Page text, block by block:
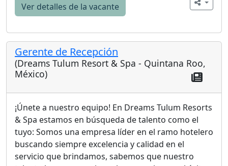
Ver detalles de la vacante
Gerente de Recepción
(Dreams Tulum Resort & Spa - Quintana Roo,
México)
¡Únete a nuestro equipo! En Dreams Tulum Resorts
& Spa estamos en búsqueda de talento como el
tuyo: Somos una empresa líder en el ramo hotelero
buscando siempre excelencia y calidad en el
servicio que brindamos, sabemos que nuestro